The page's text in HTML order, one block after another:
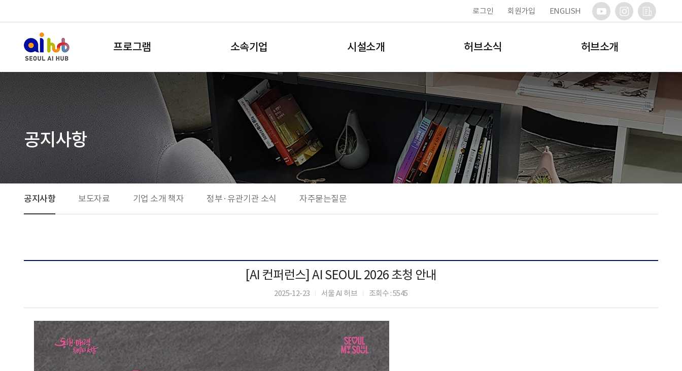
로그인 회원가입 ENGLISH
프로그램 소속기업 시설소개 허브소식 허브소개
공지사항
공지사항 보도자료 기업 소개 책자 정부·유관기관 소식 자주묻는질문
[AI 컨퍼런스] AI SEOUL 2026 초청 안내
2025-12-23 서울 AI 허브 조회수 : 5545